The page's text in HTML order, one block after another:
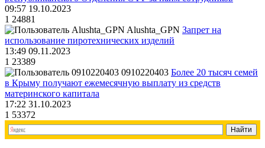
09:57 19.10.2023
1 24881
Alushta_GPN Запрет на
использование пиротехнических изделий
13:49 09.11.2023
1 23389
0910220403 Более 20 тысяч семей
в Крыму получают ежемесячную выплату из средств
материнского капитала
17:22 31.10.2023
1 53372